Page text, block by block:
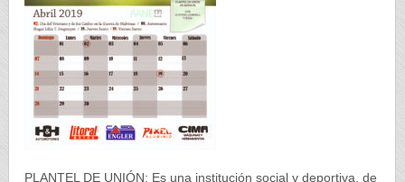
PLANTEL DE UNIÓN: Es una institución social y deportiva, de